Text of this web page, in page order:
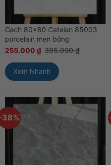
Gạch 80×80 Catalan 85003
porcelain men bóng
255.000 ₫ 395.000₫
Xem Nhanh